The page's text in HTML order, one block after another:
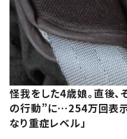
怪我をした4歳娘。直後
の行動”に…254万回表示
なり重症レベル」